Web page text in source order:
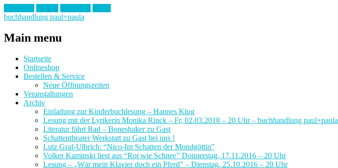
buchhandlung paul+paula
Main menu
Skip
content
Startseite
Onlineshop
Bestellen & Service
Neue Öffnungszeiten
Veranstaltungen
Archiv
Einladung zur Kinderbuchlesung – Hannes Klug
Lesung mit der Lyrikerin Monika Rinck – Fr, 02.03.2018 – 20 Uhr – buchhandlung paul+paula
Literatur fährt Rad – Boneshaker zu Gast
Schattentheater Werkstatt zu Gast bei uns !
Lutz Graf-Ulbrich: “Nico-Im Schatten der Mondgöttin”
Volker Kaminski liest aus “Rot wie Schnee” Donnerstag, 17.11.2016 – 20 Uhr
Lesung – „Wär mein Klavier doch ein Pferd” – Dienstag, 25.10.2016 – 20 Uhr